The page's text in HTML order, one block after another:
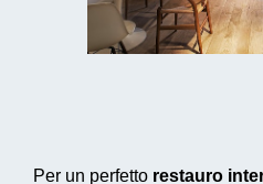
Per un perfetto restauro